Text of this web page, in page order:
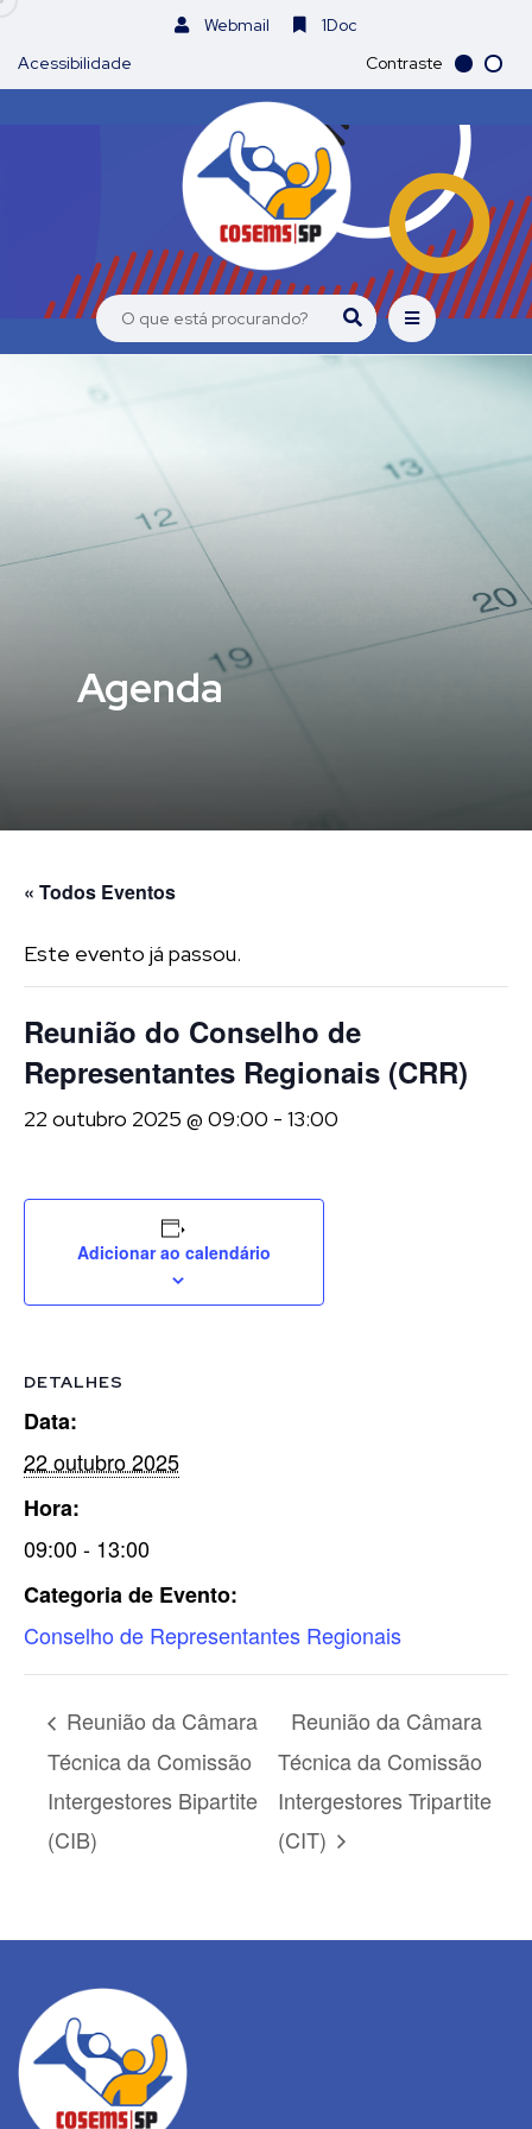
Webmail
1Doc
Acessibilidade
Contraste
Agenda
« Todos Eventos
Este evento já passou.
Reunião do Conselho de
Representantes Regionais (CRR)
22 outubro 2025 @ 09:00 - 13:00
Adicionar ao calendário
DETALHES
Data:
22 outubro 2025
Hora:
09:00 - 13:00
Categoria de Evento:
Conselho de Representantes Regionais
Reunião da Câmara
Técnica da Comissão
Intergestores Bipartite
(CIB)
Reunião da Câmara
Técnica da Comissão
Intergestores Tripartite
(CIT)